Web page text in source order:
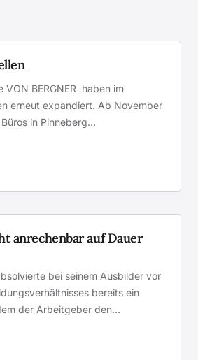
VON BERGNER haben im
erneut expandiert. Ab November
in Pinneberg…
anrechenbar auf Dauer
bei seinem Ausbilder vor
bereits ein
der Arbeitgeber den…